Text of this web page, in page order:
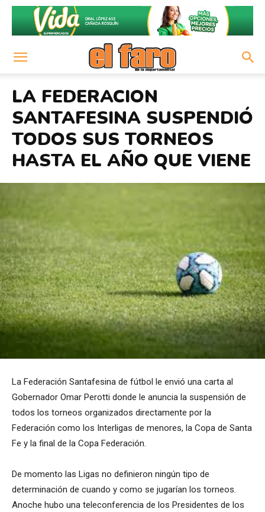
LA FEDERACION
SANTAFESINA SUSPENDIÓ
TODOS SUS TORNEOS
HASTA EL AÑO QUE VIENE
La Federación Santafesina de fútbol le envió una carta al
Gobernador Omar Perotti donde le anuncia la suspensión de
todos los torneos organizados directamente por la
Federación como los Interligas de menores, la Copa de Santa
Fe y la final de la Copa Federación.
De momento las Ligas no definieron ningún tipo de
determinación de cuando y como se jugarían los torneos.
Anoche hubo una teleconferencia de los Presidentes de los